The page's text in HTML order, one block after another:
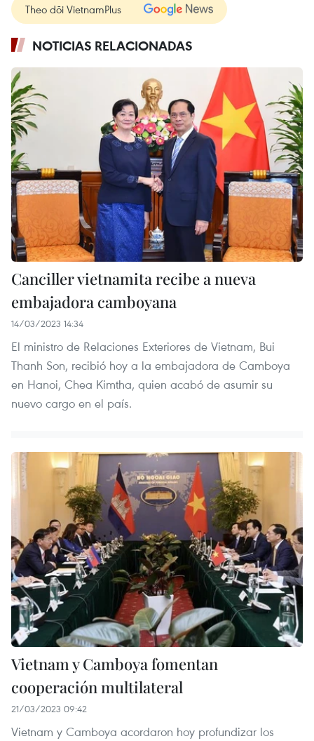
Theo dõi VietnamPlus
NOTICIAS RELACIONADAS
Canciller vietnamita recibe a nueva
embajadora camboyana
14/03/2023 14:34
El ministro de Relaciones Exteriores de Vietnam, Bui
Thanh Son, recibió hoy a la embajadora de Camboya
en Hanoi, Chea Kimtha, quien acabó de asumir su
nuevo cargo en el país.
Vietnam y Camboya fomentan
cooperación multilateral
21/03/2023 09:42
Vietnam y Camboya acordaron hoy profundizar los